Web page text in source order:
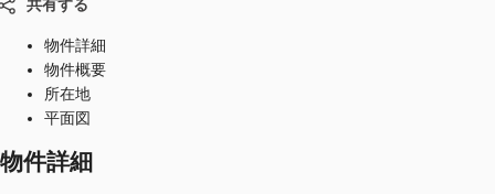
共有する
物件詳細
物件概要
所在地
平面図
物件詳細